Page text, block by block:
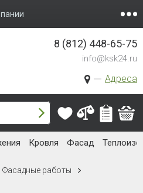
Адреса
8 (812) 448-65-75
info@ksk24.ru
Кровля Фасад
Фасадные работы